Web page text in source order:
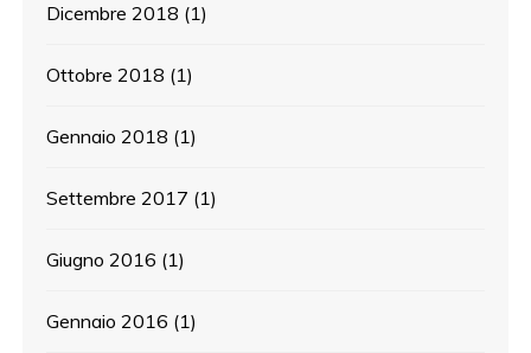
Dicembre 2018 (1)
Ottobre 2018 (1)
Gennaio 2018 (1)
Settembre 2017 (1)
Giugno 2016 (1)
Gennaio 2016 (1)